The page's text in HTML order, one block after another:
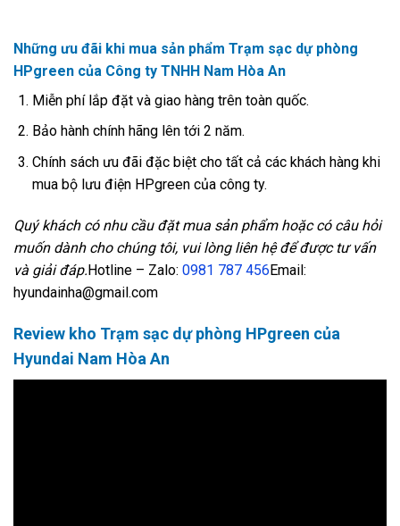
Những ưu đãi khi mua sản phẩm Trạm sạc dự phòng
HPgreen của Công ty TNHH Nam Hòa An
Miễn phí lắp đặt và giao hàng trên toàn quốc.
Bảo hành chính hãng lên tới 2 năm.
Chính sách ưu đãi đặc biệt cho tất cả các khách hàng khi
mua bộ lưu điện HPgreen của công ty.
Quý khách có nhu cầu đặt mua sản phẩm hoặc có câu hỏi
muốn dành cho chúng tôi, vui lòng liên hệ để được tư vấn
và giải đáp.Hotline – Zalo: 0981 787 456Email:
hyundainha@gmail.com
Review kho Trạm sạc dự phòng HPgreen của
Hyundai Nam Hòa An